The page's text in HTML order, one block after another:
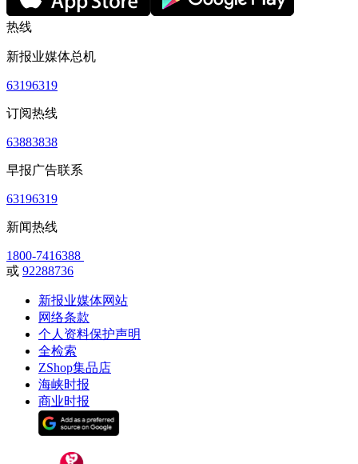
热线
新报业媒体总机
63196319
订阅热线
63883838
早报广告联系
63196319
新闻热线
1800-7416388
或 92288736
新报业媒体网站
网络条款
个人资料保护声明
全检索
ZShop集品店
海峡时报
商业时报